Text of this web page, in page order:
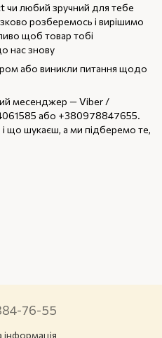
чи любий зручний для тебе
розберемось і вирішимо
щоб товар тобі
нас знову
або виникли питання щодо
месенджер — Viber /
або +380978847655.
що шукаєш, а ми підберемо те,
76-55
інформація